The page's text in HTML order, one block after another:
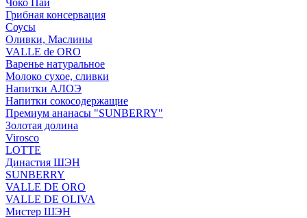
Чоко Пай
Грибная консервация
Соусы
Оливки, Маслины
VALLE de ORO
Варенье натуральное
Молоко сухое, сливки
Напитки АЛОЭ
Напитки сокосодержащие
Премиум ананасы "SUNBERRY"
Золотая долина
Virosco
LOTTE
Династия ШЭН
SUNBERRY
VALLE DE ORO
VALLE DE OLIVA
Мистер ШЭН